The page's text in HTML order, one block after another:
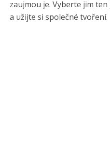
zaujmou je. Vyberte jim
a užijte si společné tvoření.